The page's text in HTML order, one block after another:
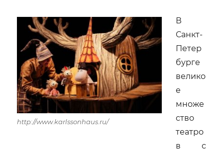
http://www.karlssonhaus.ru/
В
Санкт-
Петер
бурге
велико
е
множе
ство
театро
в с